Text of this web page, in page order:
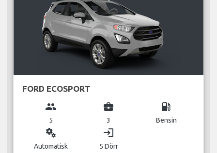
FORD ECOSPORT
group
5
business_center
3
local_gas_station
Bensin
miscellaneous_services
Automatisk
login
5 Dörr